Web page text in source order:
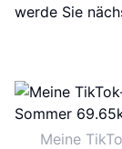
werde Sie
Meine